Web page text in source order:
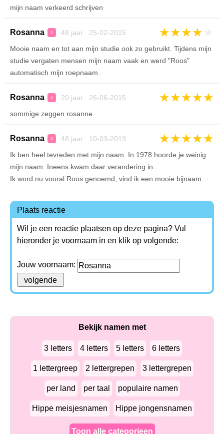
mijn naam verkeerd schrijven
Rosanna ♀ 48 jaar 25-02-2015 ★★★★
Mooie naam en tot aan mijn studie ook zo gebruikt. Tijdens mijn
studie vergaten mensen mijn naam vaak en werd "Roos"
automatisch mijn roepnaam.
Rosanna ♀ 20 jaar 26-06-2015 ★★★★★
sommige zeggen rosanne
Rosanna ♀ 48 jaar 10-03-2019 ★★★★★
Ik ben heel tevreden met mijn naam. In 1978 hoorde je weinig
mijn naam. Ineens kwam daar verandering in..
Ik word nu vooral Roos genoemd, vind ik een mooie bijnaam.
Plaats reactie
Wil je een reactie plaatsen op deze pagina? Vul
hieronder je voornaam in en klik op volgende:
Jouw voornaam:
Bekijk namen met
3 letters 4 letters 5 letters 6 letters
1 lettergreep 2 lettergrepen 3 lettergrepen
per land per taal populaire namen
Hippe meisjesnamen Hippe jongensnamen
Toon alle categorieen